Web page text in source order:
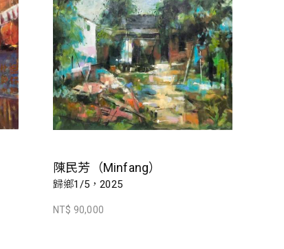
陳民芳（Minfang）
歸鄉1/5，2025
NT$ 90,000